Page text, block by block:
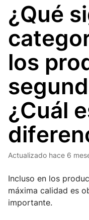
¿Qué
los
¿Cuál
Actualizado hace 6
Incluso en los
máxima calidad es
importante.